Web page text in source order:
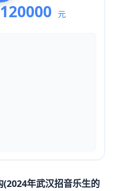
120000 元
年武汉招音乐生的